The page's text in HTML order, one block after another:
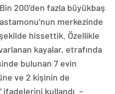
200’den fazla büyükbaş
merkezinde
hissettik. Özellikle
kayalar, etrafında
bulunan 7 evin
ve 2 kişinin de
ifadelerini kullandı. –